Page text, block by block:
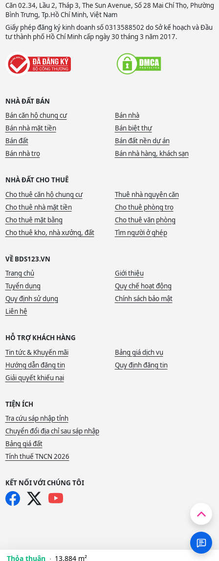
Thỏa thuận 13.884 m²
Căn 02.34, Lầu 2, Tháp 3, The Sun Avenue, Số 28 Mai Chí Thọ, Phường
Bình Trưng, Tp.Hồ Chí Minh, Việt Nam
Giấy phép đăng ký kinh doanh số 0313588502 do Sở kế hoạch và Đầu
tư thành phố Hồ Chí Minh cấp ngày 30 tháng 3 năm 2017.
NHÀ ĐẤT BÁN
Bán căn hộ chung cư
Bán nhà
Bán nhà mặt tiền
Bán biệt thự
Bán đất
Bán đất nền dự án
Bán nhà trọ
Bán nhà hàng, khách sạn
NHÀ ĐẤT CHO THUÊ
Cho thuê căn hộ chung cư
Thuê nhà nguyên căn
Cho thuê nhà mặt tiền
Cho thuê phòng trọ
Cho thuê mặt bằng
Cho thuê văn phòng
Cho thuê kho, nhà xưởng, đất
Tìm người ở ghép
VỀ BDS123.VN
Trang chủ
Giới thiệu
Tuyển dụng
Quy chế hoạt động
Quy định sử dụng
Chính sách bảo mật
Liên hệ
HỖ TRỢ KHÁCH HÀNG
Tin tức & Khuyến mãi
Bảng giá dịch vụ
Hướng dẫn đăng tin
Quy định đăng tin
Giải quyết khiếu nại
TIỆN ÍCH
Tra cứu sáp nhập tỉnh
Chuyển đổi địa chỉ sau sáp nhập
Bảng giá đất
Tính thuế TNCN 2026
KẾT NỐI VỚI CHÚNG TÔI